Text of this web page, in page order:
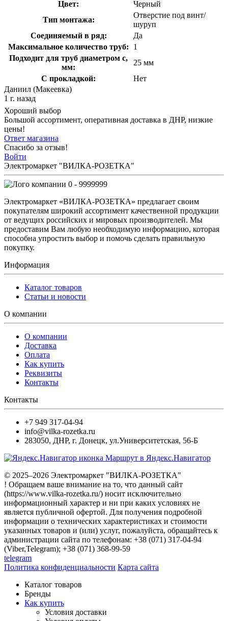
Цвет:
Черный
Тип монтажа:
Отверстие под винт/
шуруп
Соединяемый в ряд:
Да
Максимальное количество труб:
1
Подходит для труб диаметром с,
мм:
25 мм
С прокладкой:
Нет
Даниил (Макеевка)
1 г. назад
Хороший выбор
Большой ассортимент, оперативная доставка в ДНР, низкие
цены!
Ответ магазина
Спасибо за отзыв!
Войти
Электромаркет "ВИЛКА-РОЗЕТКА"
0 - 9999999
Электромаркет «ВИЛКА-РОЗЕТКА» предлагает своим
покупателям широкий ассортимент качественной продукции
от ведущих российских и мировых производителей. Мы
предоставим Вам любую необходимую информацию, которая
способна упростить выбор и помочь сделать правильную
покупку.
Информация
Каталог товаров
Статьи и новости
О компании
О компании
Доставка
Оплата
Как купить
Реквизиты
Контакты
Контакты
+7 949 317-04-94
info@vilka-rozetka.ru
283050, ДНР, г. Донецк, ул.Университетская, 56-Б
Маршрут в Яндекс.Навигатор
© 2025–2026 Электромаркет "ВИЛКА-РОЗЕТКА"
! Обращаем ваше внимание на то, что данный сайт
(https://www.vilka-rozetka.ru/) носит исключительно
информационный характер и ни при каких условиях не
является публичной офертой. Для получения подробной
информации о технических характеристиках и стоимости
указанных товаров и (или) услуг, пожалуйста, обращайтесь к
администрации сайта по телефонам: +38 (071) 317-04-94
(Viber,Telegram); +38 (071) 368-99-59
telegram
Политика конфиденциальности Карта сайта
Каталог товаров
Бренды
Как купить
Условия доставки